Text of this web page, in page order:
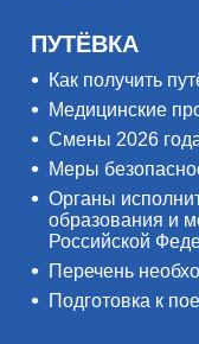
ПУТЁВКА
Как получить
Медицинские
Смены 2026
Меры
Органы
образования и
Российской
Перечень
Подготовка к